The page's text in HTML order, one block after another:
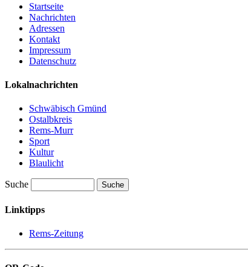
Startseite
Nachrichten
Adressen
Kontakt
Impressum
Datenschutz
Lokalnachrichten
Schwäbisch Gmünd
Ostalbkreis
Rems-Murr
Sport
Kultur
Blaulicht
Suche Suche
Linktipps
Rems-Zeitung